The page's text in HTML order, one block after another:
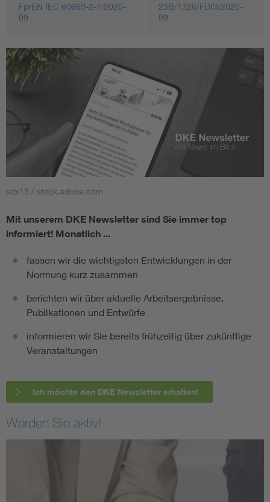
FprEN IEC 60669-2-1:2020-
09
23B/1326/FDIS:2020-
09
sdx15 / stock.adobe.com
Mit unserem DKE Newsletter sind Sie immer top
informiert! Monatlich ...
fassen wir die wichtigsten Entwicklungen in der
Normung kurz zusammen
berichten wir über aktuelle Arbeitsergebnisse,
Publikationen und Entwürfe
informieren wir Sie bereits frühzeitig über zukünftige
Veranstaltungen
Ich möchte den DKE Newsletter erhalten!
Werden Sie aktiv!